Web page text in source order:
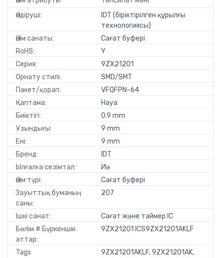
Өндіруші:
IDT (біріктірілген құрылғы
технологиясы)
Өнім санаты:
Сағат буфері
RoHS:
Y
Серия:
9ZX21201
Орнату стилі:
SMD/SMT
Пакет/қорап:
VFQFPN-64
Қаптама:
Науа
Биіктігі:
0.9 mm
Ұзындығы:
9 mm
Ені:
9 mm
Бренд:
IDT
Ылғалға сезімтал:
Иә
Өнім түрі:
Сағат буфері
Зауыттық буманың
саны:
207
Ішкі санат:
Сағат және таймер IC
Бөлім # Бүркеншік
аттар:
9ZX21201 ICS9ZX21201AKLF
Tags
9ZX21201AKLF, 9ZX21201AK,